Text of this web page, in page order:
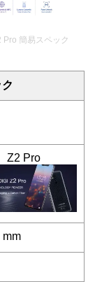
Pro 簡易スペック
Z2 Pro
mm